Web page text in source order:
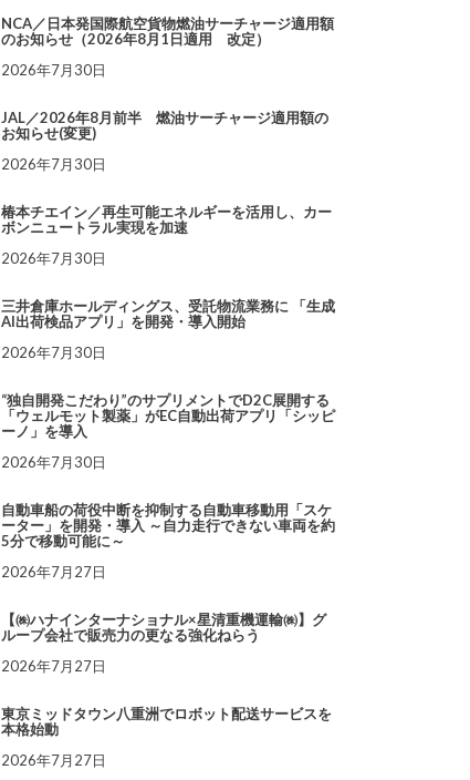
NCA／日本発国際航空貨物燃油サーチャージ適用額
のお知らせ（2026年8月1日適用 改定）
2026年7月30日
JAL／2026年8月前半 燃油サーチャージ適用額の
お知らせ(変更)
2026年7月30日
椿本チエイン／再生可能エネルギーを活用し、カー
ボンニュートラル実現を加速
2026年7月30日
三井倉庫ホールディングス、受託物流業務に 「生成
AI出荷検品アプリ」を開発・導入開始
2026年7月30日
“独自開発こだわり”のサプリメントでD2C展開する
「ウェルモット製薬」がEC自動出荷アプリ「シッピ
ーノ」を導入
2026年7月30日
自動車船の荷役中断を抑制する自動車移動用「スケ
ーター」を開発・導入 ～自力走行できない車両を約
5分で移動可能に～
2026年7月27日
【㈱ハナインターナショナル×星清重機運輸㈱】グ
ループ会社で販売力の更なる強化ねらう
2026年7月27日
東京ミッドタウン八重洲でロボット配送サービスを
本格始動
2026年7月27日